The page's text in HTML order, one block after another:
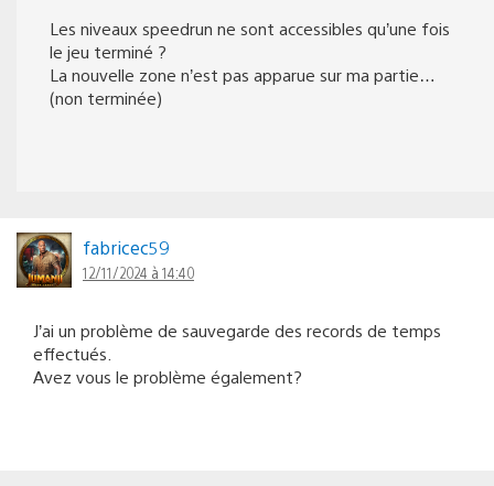
Les niveaux speedrun ne sont accessibles qu’une fois
le jeu terminé ?
La nouvelle zone n’est pas apparue sur ma partie…
(non terminée)
fabricec59
12/11/2024 à 14:40
J’ai un problème de sauvegarde des records de temps
effectués.
Avez vous le problème également?